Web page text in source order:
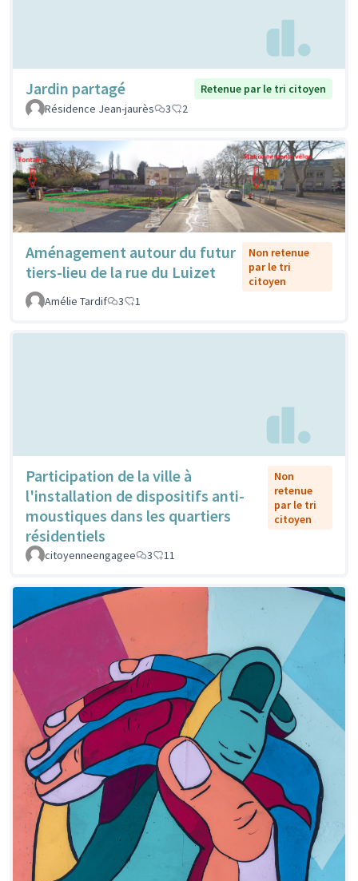
Jardin partagé
Retenue par le tri citoyen
Résidence Jean-jaurès
3 2
Aménagement autour du futur
tiers-lieu de la rue du Luizet
Non retenue
par le tri
citoyen
Amélie Tardif
3 1
Participation de la ville à
l'installation de dispositifs anti-
moustiques dans les quartiers
résidentiels
Non
retenue
par le tri
citoyen
citoyenneengagee 3 11